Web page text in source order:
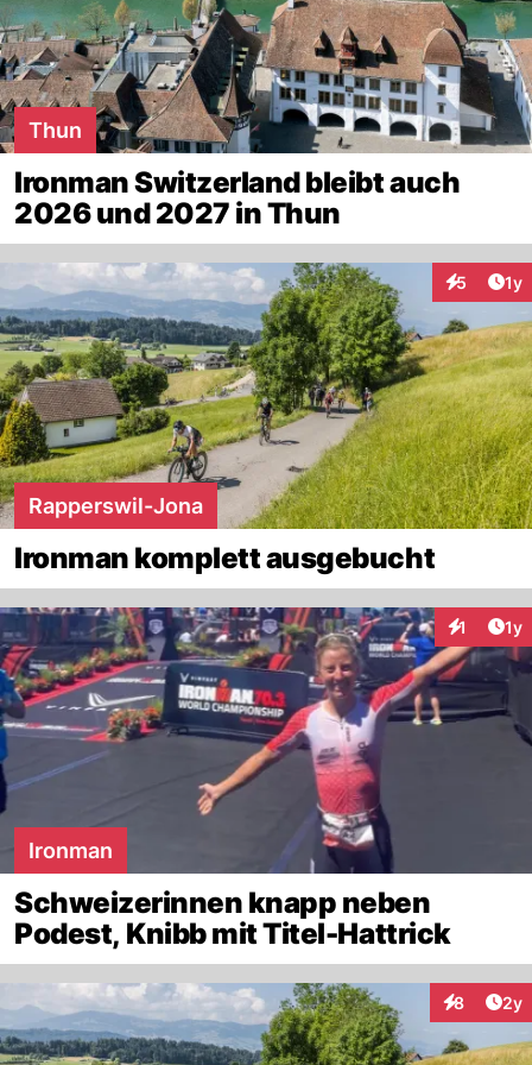
Thun
Ironman Switzerland bleibt auch
2026 und 2027 in Thun
5 1y
Rapperswil-Jona
Ironman komplett ausgebucht
1 1y
Ironman
Schweizerinnen knapp neben
Podest, Knibb mit Titel-Hattrick
8 2y